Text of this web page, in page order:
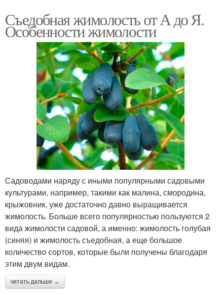
Съедобная жимолость от А до Я.
Особенности жимолости
Садоводами наряду с иными популярными садовыми
культурами, например, такими как малина, смородина,
крыжовник, уже достаточно давно выращивается
жимолость. Больше всего популярностью пользуются 2
вида жимолости садовой, а именно: жимолость голубая
(синяя) и жимолость съедобная, а еще большое
количество сортов, которые были получены благодаря
этим двум видам.
читать дальше →